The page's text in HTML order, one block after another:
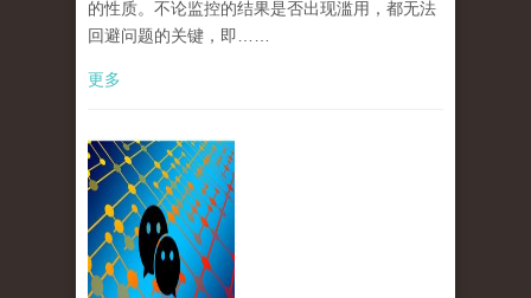
的性质。不论监控的结果是否出现滥用，都无法
回避问题的关键，即……
更多